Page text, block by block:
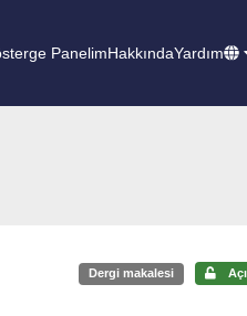
PanelimHakkındaYardım
Dergi makalesi